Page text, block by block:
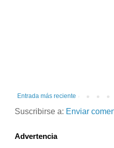
Entrada más reciente
Suscribirse a: Enviar
Advertencia